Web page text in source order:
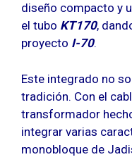
diseño compacto y
el tubo KT170,
proyecto I-70.
Este integrado no
tradición. Con el
transformador
integrar varias
monobloque de